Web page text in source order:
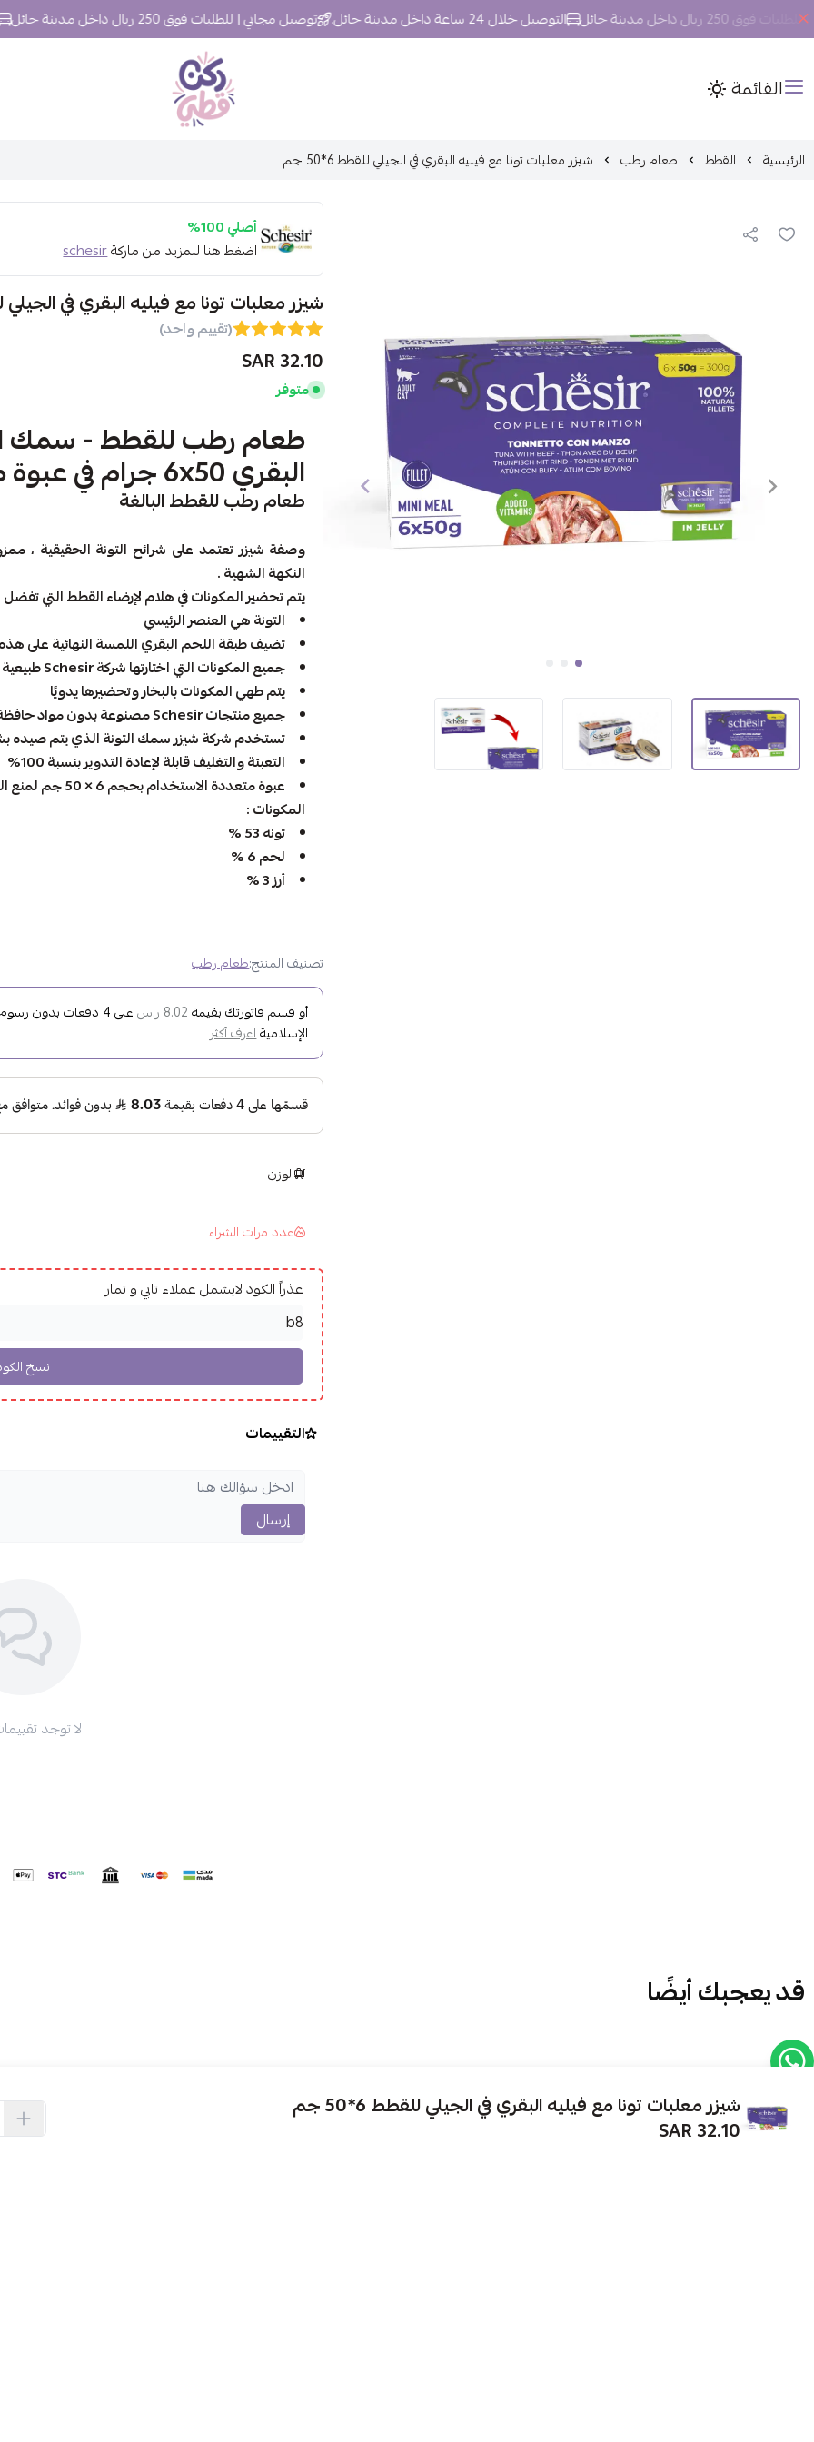
ريال داخل مدينة حائل التوصيل خلال 24 ساعة داخل مدينة حائل. توصيل مجاني | للطلبات فوق 250 ريال داخل مدينة حائل
القائمة ركن قطي
الرئيسية القطط طعام رطب شيزر معلبات تونا مع فيليه البقري في الجيلي للقطط 6*50 جم
أصلي 100%
اضغط هنا للمزيد من ماركةschesir
شيزر معلبات تونا مع فيليه البقري في الجيلي
(تقييم واحد)
32.10 SAR
متوفر
طعام رطب للقطط - سمك
البقري 6x50 جرام في عبوة متعددة
طعام رطب للقطط البالغة
وصفة شيزر تعتمد على شرائح التونة الحقيقية ،
النكهة الشهية .
يتم تحضير المكونات في هلام لإرضاء القطط التي تفضل
التونة هي العنصر الرئيسي
تضيف طبقة اللحم البقري اللمسة النهائية على
جميع المكونات التي اختارتها شركة Schesir طبيعية 100%
يتم طهي المكونات بالبخار وتحضيرها يدويًا
جميع منتجات Schesir مصنوعة بدون مواد حافظة أو ألوان مضافة
تستخدم شركة شيزر سمك التونة الذي يتم
التعبئة والتغليف قابلة لإعادة التدوير بنسبة 100%
عبوة متعددة الاستخدام بحجم 6 × 50 جم لمنع الهدر
المكونات :
تونه 53 %
لحم 6 %
أرز 3 %
تصنيف المنتج:طعام رطب
أو قسم فاتورتك بقيمة 8.02 ر.س على4 دفعات بدون رسوم
الإسلاميةاعرف أكثر
الوزن
عدد مرات الشراء
عذراً الكود لايشمل عملاء تابي و تمارا
شيزر معلبات تونا مع فيليه البقري في الجيلي للقطط 6*50 جم
32.10 SAR
التقييمات
إرسال
لا توجد
قد يعجبك أيضًا